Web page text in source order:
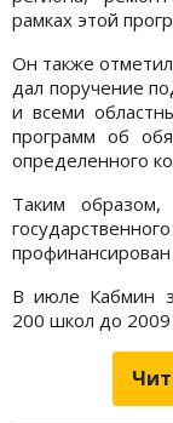
рамках этой
Он также
дал поручение
и всеми
программ об
определенного
Таким
В июле Кабмин
200 школ до 2009